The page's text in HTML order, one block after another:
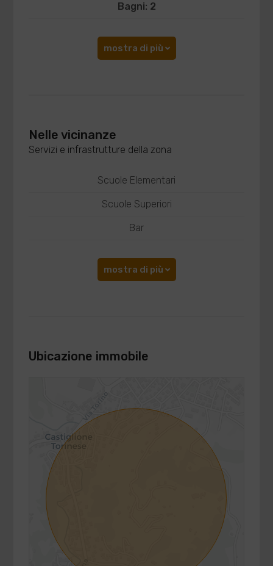
Bagni: 2
mostra di più
Nelle vicinanze
Servizi e infrastrutture della zona
Scuole Elementari
Scuole Superiori
Bar
mostra di più
Ubicazione immobile